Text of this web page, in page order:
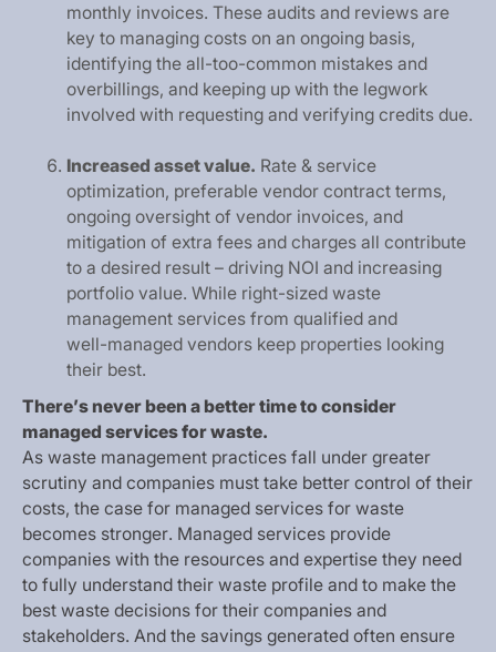
monthly invoices. These audits and reviews are
key to managing costs on an ongoing basis,
identifying the all-too-common mistakes and
overbillings, and keeping up with the legwork
involved with requesting and verifying credits due.
Increased assetvalue. Rate & service
optimization, preferable vendor contract terms,
ongoing oversight of vendor invoices, and
mitigation of extra fees and charges all contribute
to a desired result – driving NOI and increasing
portfolio value. While right-sized waste
management services from qualified and
well-managed vendors keep properties looking
their best.
There’s never been a bettertimeto consider
managed servicesforwaste.
As waste management practices fall under greater
scrutiny and companies must take better control of their
costs, the case for managed services for waste
becomes stronger. Managed services provide
companies with the resources and expertise they need
to fully understand their waste profile and to make the
best waste decisions for their companies and
stakeholders. And the savings generated often ensure